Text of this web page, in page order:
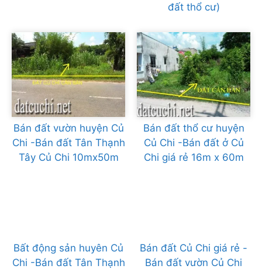
đất thổ cư)
Bán đất vườn huyện Củ
Chi -Bán đất Tân Thạnh
Tây Củ Chi 10mx50m
Bán đất thổ cư huyện
Củ Chi -Bán đất ở Củ
Chi giá rẻ 16m x 60m
Bất động sản huyên Củ
Chi -Bán đất Tân Thạnh
Bán đất Củ Chi giá rẻ -
Bán đất vườn Củ Chi